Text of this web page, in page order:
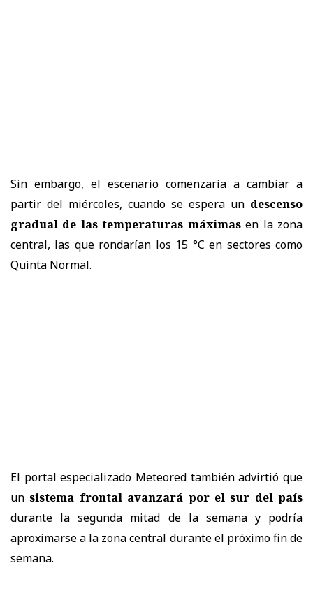
Sin embargo, el escenario comenzaría a cambiar a
partir del miércoles, cuando se espera un descenso
gradual de las temperaturas máximasen la zona
central, las que rondarían los 15 °C en sectores como
Quinta Normal.
El portal especializado Meteored también advirtió que
unsistema frontal avanzará por el sur del país
durante la segunda mitad de la semana y podría
aproximarse a la zona central durante el próximo fin de
semana.